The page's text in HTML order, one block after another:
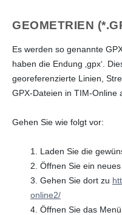
GEOMETRIEN
Es werden so genannte
haben die Endung ‚gpx‘.
georeferenzierte Linien,
GPX-Dateien in TIM-Online
Gehen Sie wie folgt vor:
1. Laden Sie die
2. Öffnen Sie ein
3. Gehen Sie dort zu
online2/
4. Öffnen Sie das Menü